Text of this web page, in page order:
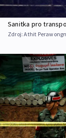
Sanitka pro
Zdroj:Athit